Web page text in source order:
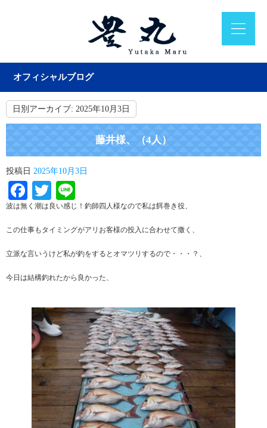
オフィシャルブログ
日別アーカイブ: 2025年10月3日
藤井様、（4人）
投稿日 2025年10月3日
Facebook
Twitter
波は無く潮は良い感じ！釣師四人様なので私は餌巻き役、
この仕事もタイミングがアリお客様の投入に合わせて撒く、
立派な言いうけど私が釣をするとオマツリするので・・・？、
今日は結構釣れたから良かった、